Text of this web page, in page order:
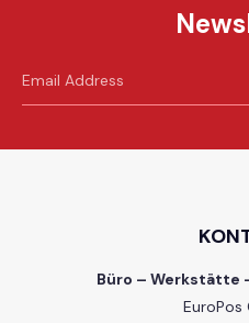
Büro – Werkstätte
EuroPos